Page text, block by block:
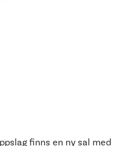
finns en ny sal med